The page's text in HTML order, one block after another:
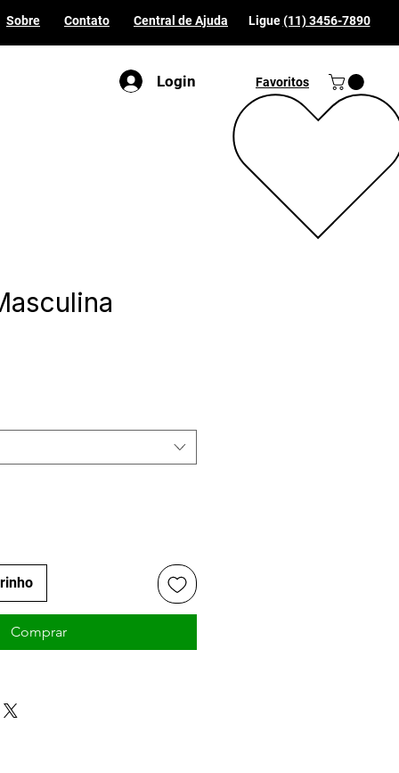
Sobre Contato Central de Ajuda Ligue(11) 3456-7890
Login Favoritos
Comprar